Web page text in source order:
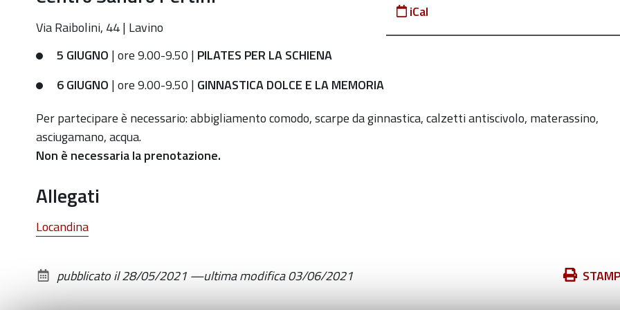
6
giugno
2021-
06-
05T09:00:00+02:00
2021-
06-
PILATES
LA
(5/6)
iCal
Via Raibolini, 44 | Lavino
5 GIUGNO | ore 9.00-9.50 | PILATES PER LA SCHIENA
6 GIUGNO | ore 9.00-9.50 | GINNASTICA DOLCE E LA MEMORIA
Per partecipare è necessario: abbigliamento comodo, scarpe da ginnastica, calzetti antiscivolo, materassino,
asciugamano, acqua.
Non è necessaria la prenotazione.
Allegati
Locandina
Azioni
pubblicato il28/05/2021 —ultima modifica03/06/2021